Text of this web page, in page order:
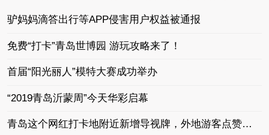
驴妈妈滴答出行等APP侵害用户权益被通报
免费“打卡”青岛世博园 游玩攻略来了！
首届“阳光丽人”模特大赛成功举办
“2019青岛沂蒙周”今天华彩启幕
青岛这个网红打卡地附近新增导视牌，外地游客点赞：真方便！